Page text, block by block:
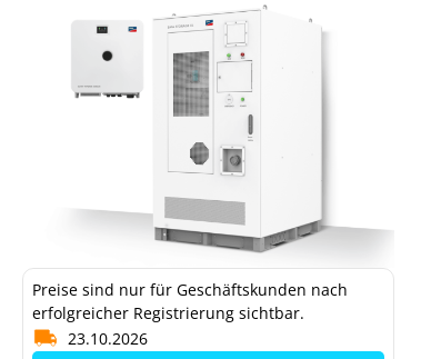
Preise sind nur für Geschäftskunden nach
erfolgreicher Registrierung sichtbar.
23.10.2026